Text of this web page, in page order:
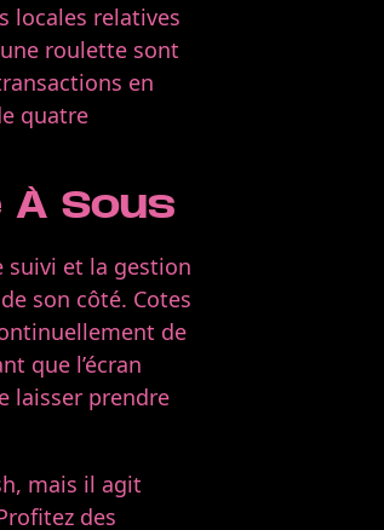
locales relatives
roulette sont
en
quatre
Sous
suivi et la gestion
son côté. Cotes
de
que l’écran
laisser prendre
mais il agit
des